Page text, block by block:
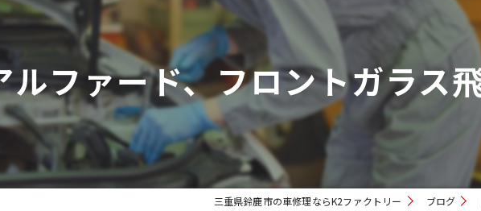
問
整備
ガラスリペア
ルファード、フロントガラス
三重県鈴鹿市の車修理ならK2ファクトリー ブログ